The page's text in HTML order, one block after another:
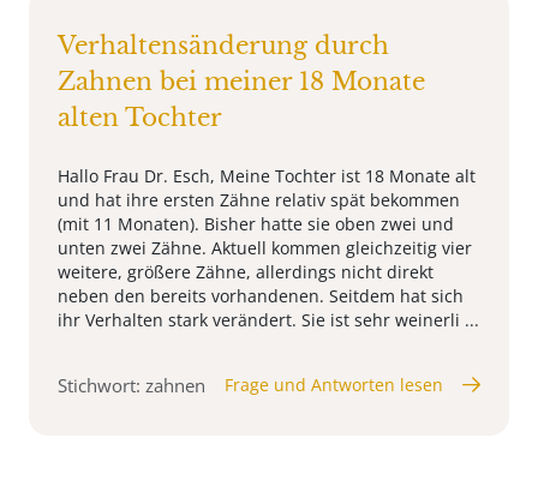
Verhaltensänderung durch
Zahnen bei meiner 18 Monate
alten Tochter
Hallo Frau Dr. Esch, Meine Tochter ist 18 Monate alt
und hat ihre ersten Zähne relativ spät bekommen
(mit 11 Monaten). Bisher hatte sie oben zwei und
unten zwei Zähne. Aktuell kommen gleichzeitig vier
weitere, größere Zähne, allerdings nicht direkt
neben den bereits vorhandenen. Seitdem hat sich
ihr Verhalten stark verändert. Sie ist sehr weinerli ...
Stichwort: zahnen Frage und Antworten lesen